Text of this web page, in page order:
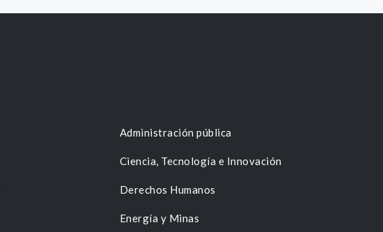
Administración pública
Ciencia, Tecnología e Innovación
Derechos Humanos
Energía y Minas